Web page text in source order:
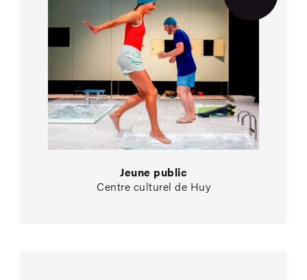
Jeune public
Centre culturel de Huy